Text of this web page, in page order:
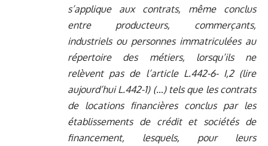
s’applique aux contrats, même conclus
entre producteurs, commerçants,
industriels ou personnes immatriculées au
répertoire des métiers, lorsqu’ils ne
relèvent pas de l’article L.442-6- I,2 (lire
aujourd’hui L.442-1) (…) tels que les contrats
de locations financières conclus par les
établissements de crédit et sociétés de
financement, lesquels, pour leurs